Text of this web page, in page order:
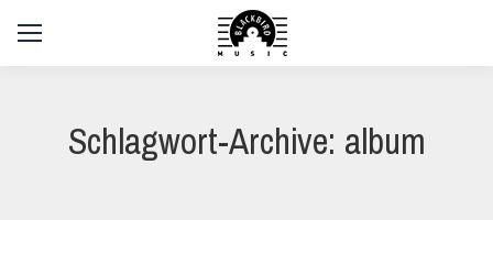
Schlagwort-Archive:album